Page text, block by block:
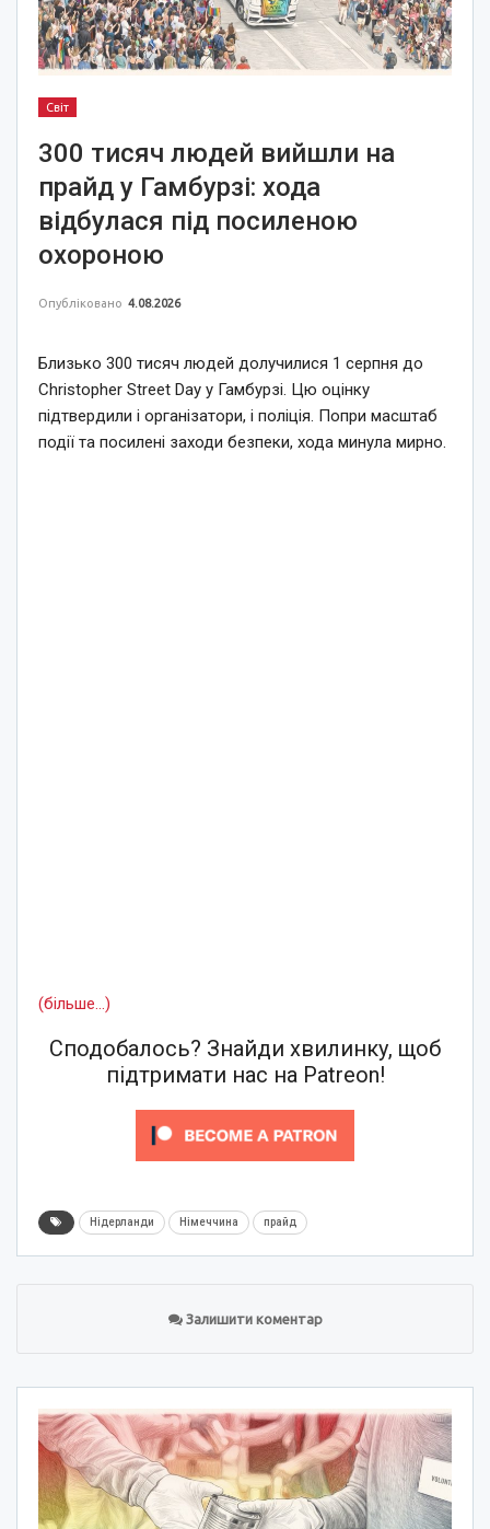
Світ
300 тисяч людей вийшли на
прайд у Гамбурзі: хода
відбулася під посиленою
охороною
Опубліковано 4.08.2026
Близько 300 тисяч людей долучилися 1 серпня до
Christopher Street Day у Гамбурзі. Цю оцінку
підтвердили і організатори, і поліція. Попри масштаб
події та посилені заходи безпеки, хода минула мирно.
(більше…)
Сподобалось? Знайди хвилинку, щоб
підтримати нас на Patreon!
Нідерланди Німеччина прайд
Залишити коментар